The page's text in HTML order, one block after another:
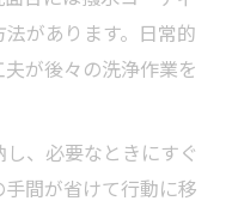
があります。日常的
が後々の洗浄作業を
、必要なときにすぐ
間が省けて行動に移